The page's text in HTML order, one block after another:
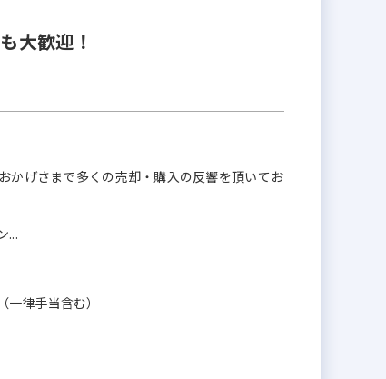
大歓迎！
かげさまで多くの売却・購入の反響を頂いてお
...
律手当含む）